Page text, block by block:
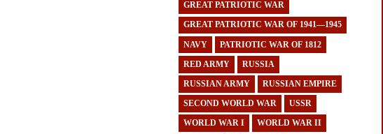
GREAT PATRIOTIC WAR
GREAT PATRIOTIC WAR OF 1941—1945
NAVY PATRIOTIC WAR OF 1812
RED ARMY RUSSIA
RUSSIAN ARMY RUSSIAN EMPIRE
SECOND WORLD WAR USSR
WORLD WAR I WORLD WAR II